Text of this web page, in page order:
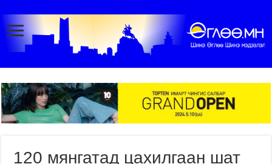
120 мянгатад цахилгаан шат